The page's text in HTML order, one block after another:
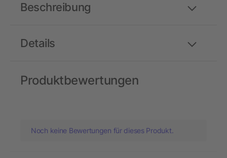
Details
Beschreibung
Produktbewertungen
Noch keine Bewertungen für dieses Produkt.